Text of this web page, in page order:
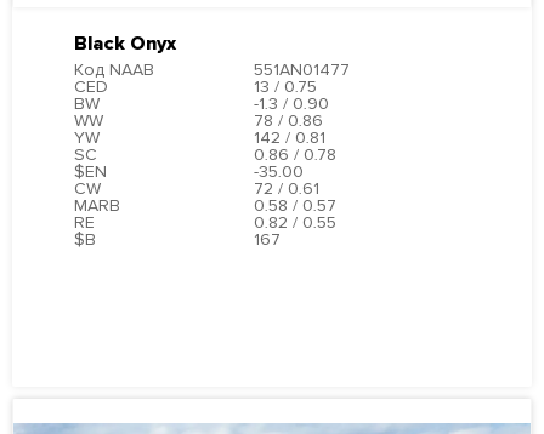
Black Onyx
Код NAAB
551AN01477
CED
13 / 0.75
BW
-1.3 / 0.90
WW
78 / 0.86
YW
142 / 0.81
SC
0.86 / 0.78
$EN
-35.00
CW
72 / 0.61
MARB
0.58 / 0.57
RE
0.82 / 0.55
$B
167